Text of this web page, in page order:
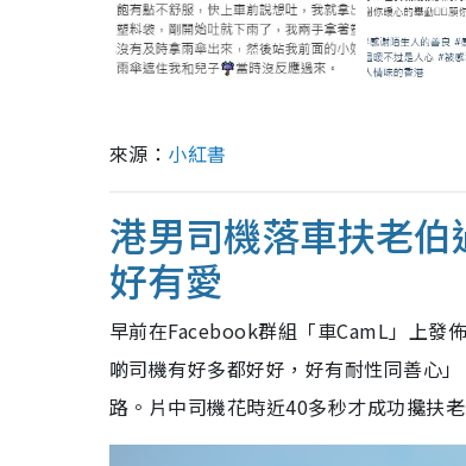
來源： 小紅書
港男司機落車扶老伯
好有愛
早前在Facebook群組「車CamL」上發
啲司機有好多都好好，好有耐性同善心
路。片中司機花時近40多秒才成功攙扶